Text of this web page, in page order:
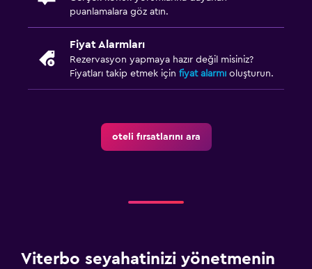
Medya ve eğlence
Düz ekran TV
Kablo veya Uydu TV
İzlediğin kadar öde kanalları
Yayın akışı servisi
Ütü ve ütü masası
puanlamalara göz atın.
Fiyat Alarmları
Rezervasyon yapmaya hazır değil misiniz?
Fiyatları takip etmek için fiyat alarmı oluşturun.
oteli fırsatlarını ara
Viterbo seyahatinizi yönetmenin